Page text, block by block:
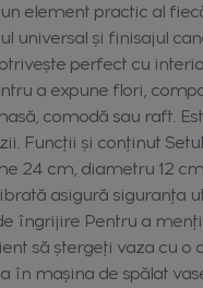
element practic al
universal și finisajul
perfect cu
a expune flori,
comodă sau raft.
Funcții și conținut
24 cm, diametru 12
asigură siguranța
îngrijire Pentru a
să ștergeți vaza cu
în mașina de spălat